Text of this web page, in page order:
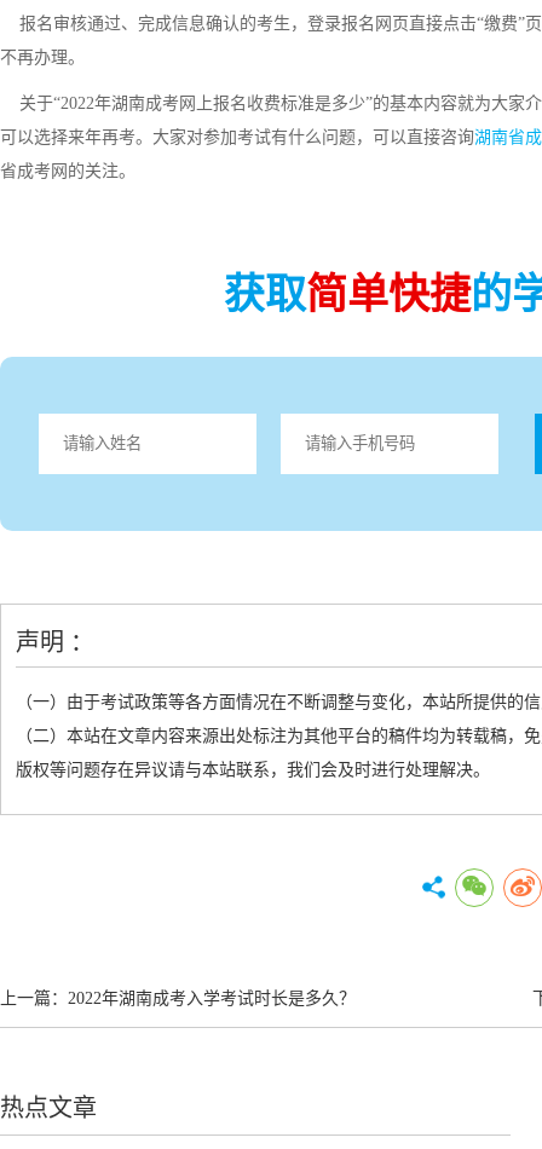
报名审核通过、完成信息确认的考生，登录报名网页直接点击“缴费”
不再办理。
关于“2022年湖南成考网上报名收费标准是多少”的基本内容就为大家
可以选择来年再考。大家对参加考试有什么问题，可以直接咨询湖南省
省成考网的关注。
获取简单快捷的
声明 ：
（一）由于考试政策等各方面情况在不断调整与变化，本站所提供的
（二）本站在文章内容来源出处标注为其他平台的稿件均为转载稿
版权等问题存在异议请与本站联系，我们会及时进行处理解决。
上一篇： 2022年湖南成考入学考试时长是多久？
热点文章